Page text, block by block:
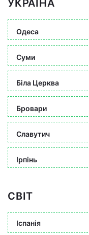
УКРАЇНА
Одеса
Суми
Біла Церква
Бровари
Славутич
Ірпінь
СВІТ
Іспанія